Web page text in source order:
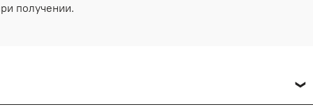
получении.